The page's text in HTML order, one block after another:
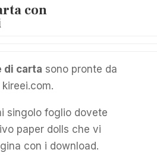
con
di carta sono pronte da
singolo foglio dovete
paper dolls che vi
con i download.